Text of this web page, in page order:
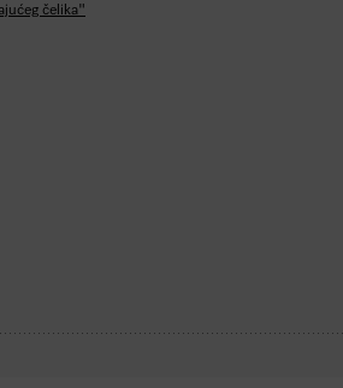
čelika"